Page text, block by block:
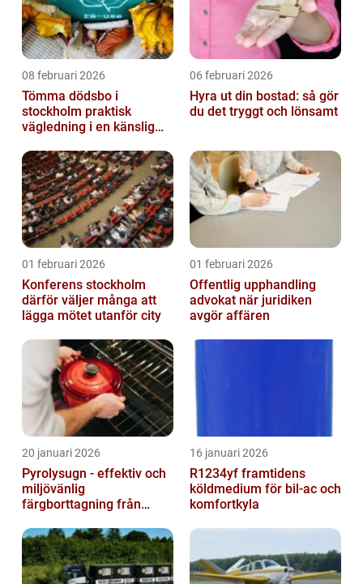
08 februari 2026
Tömma dödsbo i
stockholm praktisk
vägledning i en känslig
06 februari 2026
Hyra ut din bostad: så gör
du det tryggt och lönsamt
01 februari 2026
Konferens stockholm
därför väljer många att
lägga mötet utanför city
01 februari 2026
Offentlig upphandling
advokat när juridiken
avgör affären
20 januari 2026
Pyrolysugn - effektiv och
miljövänlig
färgborttagning från
16 januari 2026
R1234yf framtidens
köldmedium för bil-ac och
komfortkyla